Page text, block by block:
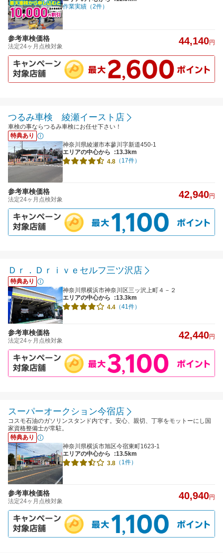
作業実績（2件）
参考車検価格
法定24ヶ月点検対象 44,140円
つるみ車検 綾瀬イースト店
車検の事ならつるみ車検にお任せ下さい！
特典あり
神奈川県綾瀬市本蓼川字新道450-1
エリアの中心から
:13.3km
4.8 （17件）
参考車検価格
法定24ヶ月点検対象 42,940円
Ｄｒ．Ｄｒｉｖｅセルフ三ツ沢店
特典あり
神奈川県横浜市神奈川区三ッ沢上町４－２
エリアの中心から
:13.3km
4.4 （41件）
参考車検価格
法定24ヶ月点検対象 42,440円
スーパーオークション今宿店
コスモ石油のガソリンスタンド内です。安心、親切、丁寧をモットーにし国
家資格整備士が常駐。
特典あり
神奈川県横浜市旭区今宿東町1623-1
エリアの中心から
:13.5km
3.8 （1件）
参考車検価格
法定24ヶ月点検対象 40,940円